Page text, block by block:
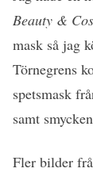
Beauty &
mask så jag
Törnegrens
spetsmask
samt
Fler bilder